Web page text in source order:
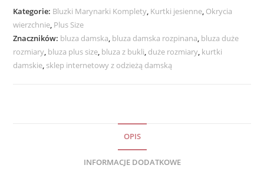
Kategorie: Bluzki Marynarki Komplety, Kurtki jesienne, Okrycia
wierzchnie, Plus Size
Znaczników: bluza damska, bluza damska rozpinana, bluza duże
rozmiary, bluza plus size, bluza z bukli, duże rozmiary, kurtki
damskie, sklep internetowy z odzieżą damską
OPIS
INFORMACJE DODATKOWE